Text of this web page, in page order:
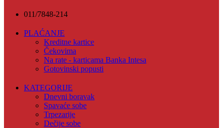
011/7848-214
PLAĆANJE
Kreditne kartice
Čekovima
Na rate - karticama Banka Intesa
Gotovinski popusti
KATEGORIJE
Dnevni boravak
Spavaće sobe
Trpezarije
Dečije sobe